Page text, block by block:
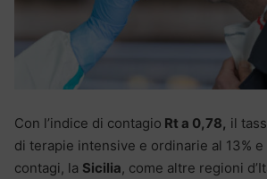
Con l’indice di contagio Rt a 0,78, il
di terapie intensive e ordinarie al 13% e
contagi, la Sicilia, come altre regioni